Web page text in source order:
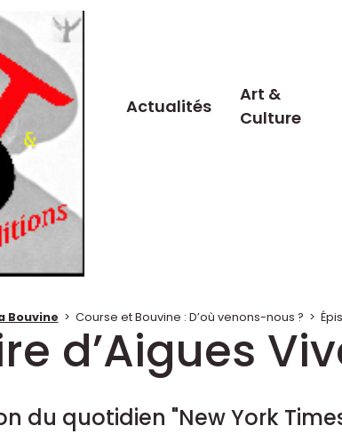
Actualités
Art &
Culture
Bouvine > Course et Bouvine : D’où venons-nous ? >
d’Aigues
du quotidien "New York